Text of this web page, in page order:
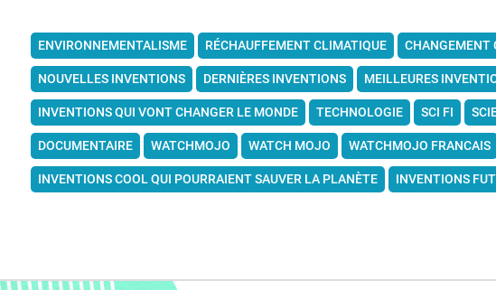
ENVIRONNEMENTALISME RÉCHAUFFEMENT CLIMATIQUE CHANGEMENT
NOUVELLES INVENTIONS DERNIÈRES INVENTIONS MEILLEURES
INVENTIONS QUI VONT CHANGER LE MONDE TECHNOLOGIE SCI FI
DOCUMENTAIRE WATCHMOJO WATCH MOJO WATCHMOJO FRANCAIS
INVENTIONS COOL QUI POURRAIENT SAUVER LA PLANÈTE INVENTIONS